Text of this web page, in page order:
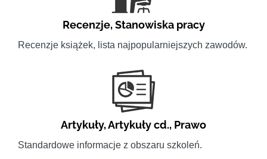
Recenzje,Stanowiska pracy
Recenzje książek, lista najpopularniejszych zawodów.
Artykuły,Artykuły cd., Prawo
Standardowe informacje z obszaru szkoleń.